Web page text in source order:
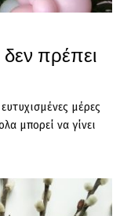
πρέπει
μέρες
μπορεί να γίνει